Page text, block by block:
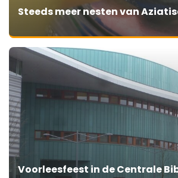
Steeds meer nesten van
Voorleesfeest in de Centrale